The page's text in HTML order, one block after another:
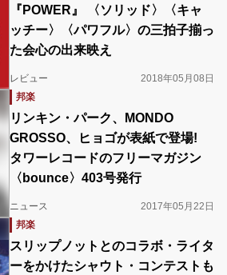
『POWER』 〈ソリッド〉〈キャ
ッチー〉〈パワフル〉の三拍子揃っ
た会心の出来映え
レビュー
2018年05月08日
邦楽
リンキン・パーク、MONDO
GROSSO、ヒョゴが表紙で登場!
タワーレコードのフリーマガジン
〈bounce〉403号発行
ニュース
2017年05月22日
邦楽
スリップノットとのコラボ・ライタ
ーをかけたシャウト・コンテストも